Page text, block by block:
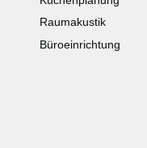
Raumakustik
Büroeinrichtung